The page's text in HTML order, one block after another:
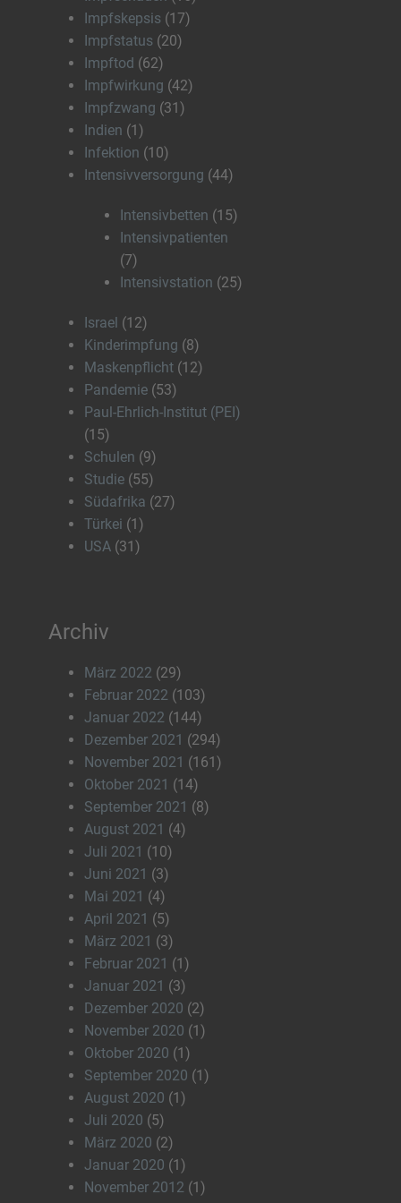
Impfskepsis (17)
Impfstatus (20)
Impftod (62)
Impfwirkung (42)
Impfzwang (31)
Indien (1)
Infektion (10)
Intensivversorgung (44)
Intensivbetten (15)
Intensivpatienten
(7)
Intensivstation (25)
Israel (12)
Kinderimpfung (8)
Maskenpflicht (12)
Pandemie (53)
Paul-Ehrlich-Institut (PEI)
(15)
Schulen (9)
Studie (55)
Südafrika (27)
Türkei (1)
USA (31)
Archiv
März 2022 (29)
Februar 2022 (103)
Januar 2022 (144)
Dezember 2021 (294)
November 2021 (161)
Oktober 2021 (14)
September 2021 (8)
August 2021 (4)
Juli 2021 (10)
Juni 2021 (3)
Mai 2021 (4)
April 2021 (5)
März 2021 (3)
Februar 2021 (1)
Januar 2021 (3)
Dezember 2020 (2)
November 2020 (1)
Oktober 2020 (1)
September 2020 (1)
August 2020 (1)
Juli 2020 (5)
März 2020 (2)
Januar 2020 (1)
November 2012 (1)